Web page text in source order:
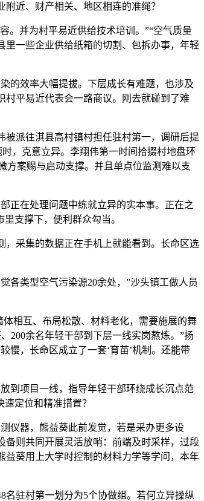
近、财产相关、地区相连的准绳？
并为村平易近供给技术培训。”“空气质量
一些企业供给纸箱的切割、包拆办事，年轻
的效率大幅提拔。下层成长有难题，也涉及
村平易近代表会一路商议。刚去就碰到了难
派往淇县高村镇村担任驻村第一，调研后提
，克意立异。李翔伟第一时间拾掇村地盘环
方案赐与启动支撑。并且单点位监测难以支
正在处理问题中练就立异的实本事。正在之
支撑下，便利群众勾当。
采集的数据正在手机上就能看到。长命区选
类型空气污染源20余处，”沙头镇工做人员
相互、布局松散、材料老化，需要施展的舞
200余名年轻干部到下层一线实岗熬炼。”扬
慢，长命区成立了一套‘育苗’机制。还能带
到项目一线，指导年轻干部环绕成长沉点范
定位和精准措置？
仪器，熊益葵此前发觉，若是采办更多设
备则共同开展灵活放哨：前端及时采样，过段
益葵用上大学时控制的材料力学等学问，本年
驻村第一划分为5个协做组。若何立异操纵